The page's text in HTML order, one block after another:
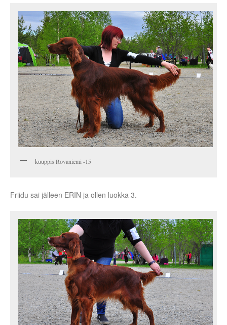
kuuppis Rovaniemi -15
Friidu sai jälleen ERIN ja ollen luokka 3.